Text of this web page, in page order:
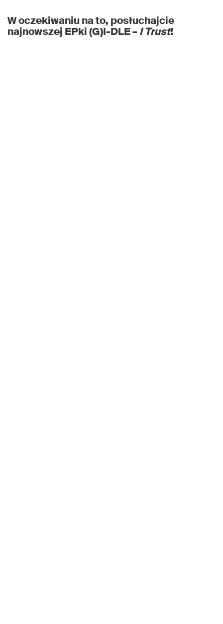
W oczekiwaniu na to, posłuchajcie
najnowszej EPki(G)I-DLE–I Trust!